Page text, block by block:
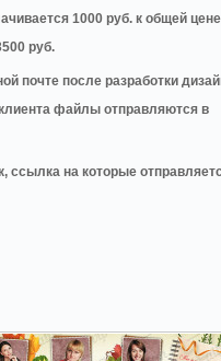
1000 руб. к общей цене
руб.
почте после разработки
файлы отправляются в
ссылка на которые